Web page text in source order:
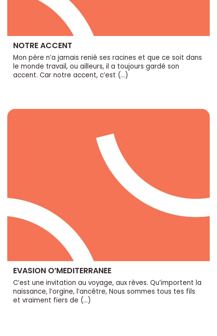
NOTRE ACCENT
Mon père n’a jamais renié ses racines et que ce soit dans
le monde travail, ou ailleurs, il a toujours gardé son
accent. Car notre accent, c’est (…)
EVASION O’MEDITERRANEE
C’est une invitation au voyage, aux rèves. Qu’importent la
naissance, l’orgine, l’ancêtre, Nous sommes tous tes fils
et vraiment fiers de (…)